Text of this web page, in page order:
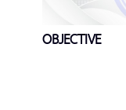
OBJECTIVE